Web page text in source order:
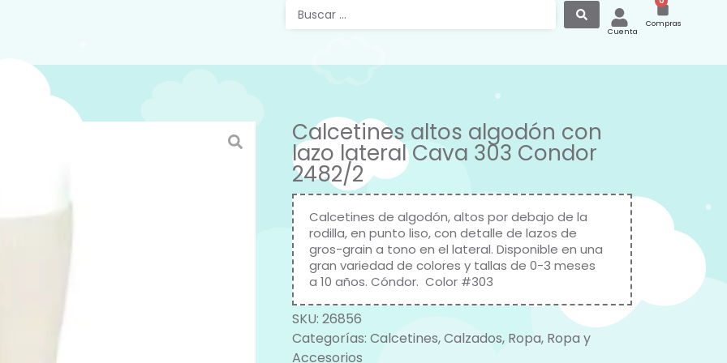
Cuenta
Compras
Calcetines altos algodón con
lazo lateral Cava 303 Condor
2482/2
Calcetines de algodón, altos por debajo de la
rodilla, en punto liso, con detalle de lazos de
gros-grain a tono en el lateral. Disponible en una
gran variedad de colores y tallas de 0-3 meses
a 10 años. Cóndor. Color #303
SKU: 26856
Categorías: Calcetines,Calzados, Ropa, Ropa y
Accesorios